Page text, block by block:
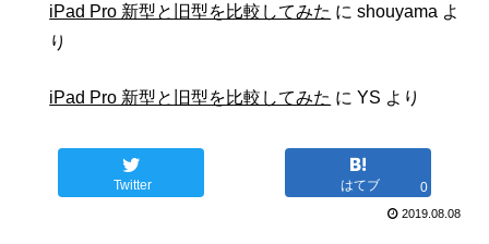
iPad Pro 新型と旧型を比較してみた にshouyama よ
り
iPad Pro 新型と旧型を比較してみた にYS より
Twitter はてブ 0
2019.08.08